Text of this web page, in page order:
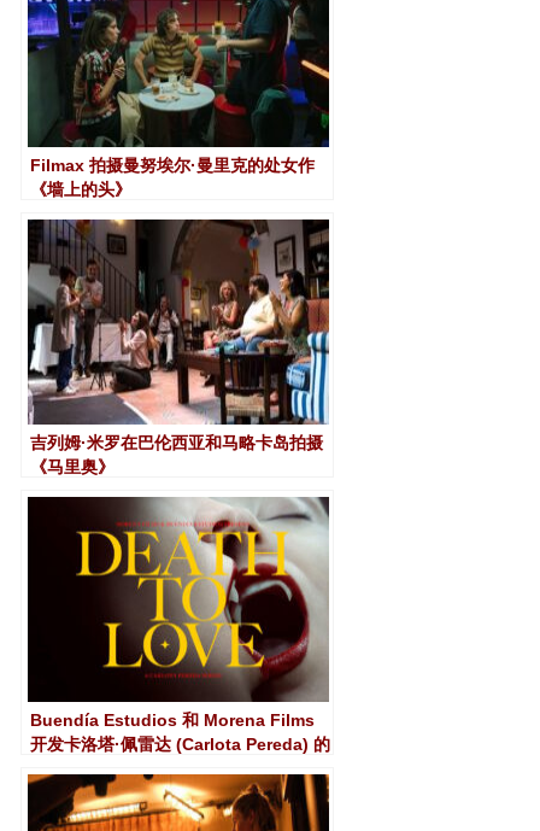
Filmax 拍摄曼努埃尔·曼里克的处女作
《墙上的头》
吉列姆·米罗在巴伦西亚和马略卡岛拍摄
《马里奥》
Buendía Estudios 和 Morena Films
开发卡洛塔·佩雷达 (Carlota Pereda) 的